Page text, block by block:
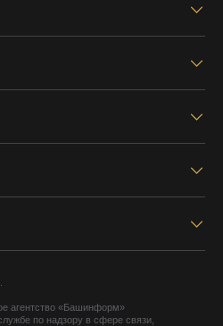
агентство «Башинформ»
по надзору в сфере связи,